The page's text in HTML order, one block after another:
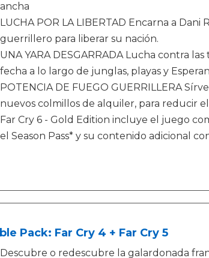
ancha
LUCHA POR LA LIBERTAD Encarna a
guerrillero para liberar su nación.
UNA YARA DESGARRADA Lucha contra
fecha a lo largo de junglas, playas y
POTENCIA DE FUEGO GUERRILLERA
nuevos colmillos de alquiler, para reducir
Far Cry 6 - Gold Edition incluye el juego
el Season Pass* y su contenido adicional
Pack: Far Cry 4 + Far Cry 5
Descubre o redescubre la galardonada